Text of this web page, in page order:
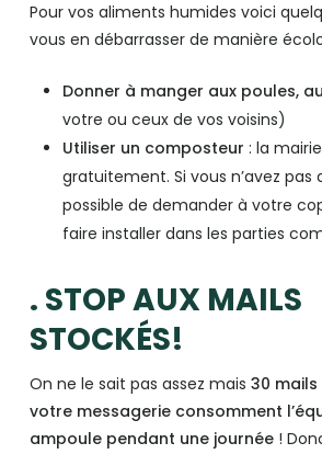
Pour vos aliments humides voici
vous en débarrasser de manière
Donner à manger aux poules,
votre ou ceux de vos voisins)
Utiliser un composteur : la
gratuitement. Si vous n’avez pas
possible de demander à votre
faire installer dans les parties
. STOP AUX MAILS
STOCKÉS!
On ne le sait pas assez mais 30
votre messagerie consomment
ampoule pendant une journée!